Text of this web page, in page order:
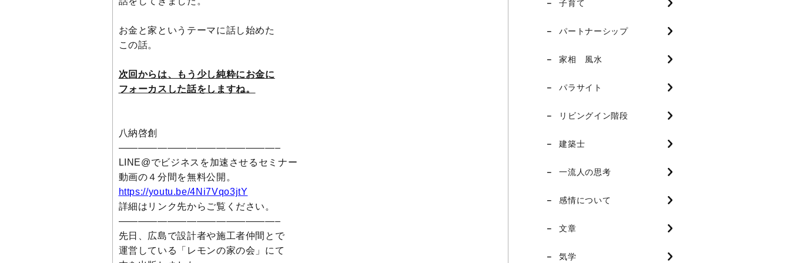
お金と家というテーマに話し始めた
この話。
次回からは、もう少し純粋にお金に
フォーカスした話をしますね。
八納啓創
————————————————–
LINE@でビジネスを加速させるセミナー
動画の４分間を無料公開。
https://youtu.be/4Ni7Vqo3jtY
詳細はリンク先からご覧ください。
————————————————–
先日、広島で設計者や施工者仲間とで
運営している「レモンの家の会」にて
子育て
パートナーシップ
家相 風水
パラサイト
リビングイン階段
建築士
一流人の思考
感情について
文章
気学